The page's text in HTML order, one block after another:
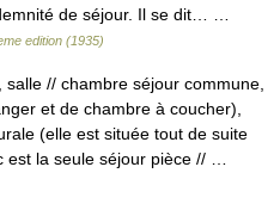
de séjour. Il se dit… …
edition (1935)
// chambre séjour commune,
et de chambre à coucher),
(elle est située tout de suite
est la seule séjour pièce // …